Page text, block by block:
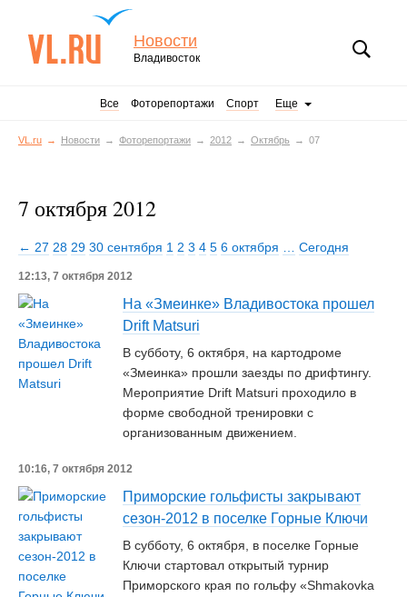
Новости
Владивосток
Все Фоторепортажи Спорт Еще
VL.ru Новости Фоторепортажи 2012 Октябрь 07
7 октября 2012
← 27 28 29 30 сентября 1 2 3 4 5 6 октября Сегодня
12:13, 7 октября 2012
На «Змеинке» Владивостока прошел
Drift Matsuri
В субботу, 6 октября, на картодроме
«Змеинка» прошли заезды по дрифтингу.
Мероприятие Drift Matsuri проходило в
форме свободной тренировки с
организованным движением.
10:16, 7 октября 2012
Приморские гольфисты закрывают
сезон-2012 в поселке Горные Ключи
В субботу, 6 октября, в поселке Горные
Ключи стартовал открытый турнир
Приморского края по гольфу «Shmakovka